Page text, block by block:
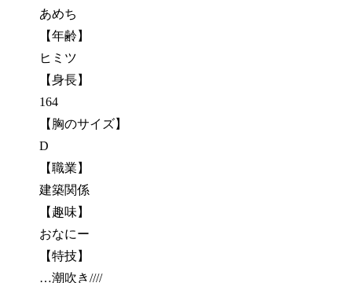
あめち
【年齢】
ヒミツ
【身長】
164
【胸のサイズ】
D
【職業】
建築関係
【趣味】
おなにー
【特技】
…潮吹き////